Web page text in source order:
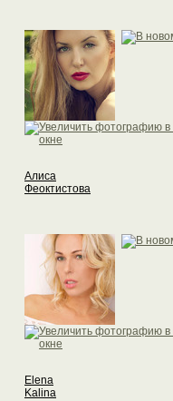
Алиса
Феоктистова
Elena
Kalina